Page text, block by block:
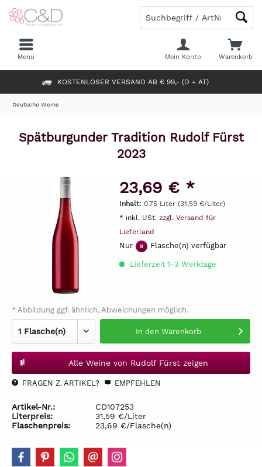
KOSTENLOSER VERSAND AB € 99,- (D + AT)
Warenkorb
Mein Konto
Menü
Deutsche Weine
Spätburgunder Tradition Rudolf Fürst
2023
23,69 € *
Inhalt: 0.75 Liter (31,59 €/Liter)
* inkl. USt. zzgl. Versand für
Lieferland
Nur 9 Flasche(n) verfügbar
Lieferzeit 1-3 Werktage
* Abbildung ggf. ähnlich, Abweichungen möglich.
In den Warenkorb
Alle Weine von Rudolf Fürst zeigen
FRAGEN Z. ARTIKEL? EMPFEHLEN
Artikel-Nr.:
CD107253
Literpreis:
31,59 €/Liter
Flaschenpreis:
23,69 €/Flasche(n)